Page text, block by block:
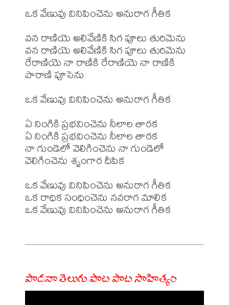
ఒక వేణువు వినిపించెను అనురాగ గీతిక
వన రాణియె అలివేణికి సిగ పూలు తురిమెను
వన రాణియె అలివేణికి సిగ పూలు తురిమెను
రేరాణియె నా రాణికి రేరాణియె నా రాణికి
పారాణి పూసెను
ఒక వేణువు వినిపించెను అనురాగ గీతిక
ఏ నింగికి ప్రభవించెను నీలాల తారక
ఏ నింగికి ప్రభవించెను నీలాల తారక
నా గుండెలో వెలిగించెను నా గుండెలో
వెలిగించెను శృంగార దీపిక
ఒక వేణువు వినిపించెను అనురాగ గీతిక
ఒక రాధిక సంధించెను నవరాగ మాలిక
ఒక వేణువు వినిపించెను అనురాగ గీతిక
పాడనా తెలుగు పాట పాట సాహిత్యం